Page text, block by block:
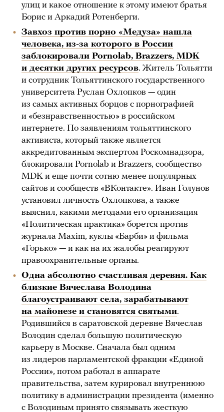
улиц и какое отношение к этому имеют братья
Борис и Аркадий Ротенберги.
Завхоз против порно «Медуза» нашла
человека, из-за которого в России
заблокировали Pornolab, Brazzers, MDK
и десятки других ресурсов. Житель Тольятти
и сотрудник Тольяттинского государственного
университета Руслан Охлопков — один
из самых активных борцов с порнографией
и «безнравственностью» в российском
интернете. По заявлениям тольяттинского
активиста, который также является
аккредитованным экспертом Роскомнадзора,
блокировали Pornolab и Brazzers, сообщество
MDK и еще почти сотню менее популярных
сайтов и сообществ «ВКонтакте». Иван Голунов
установил личность Охлопкова, а также
выяснил, какими методами его организация
«Политическая практика» борется против
журнала Maxim, куклы «Барби» и фильма
«Горько» — и как на их жалобы реагируют
правоохранительные органы.
Одна абсолютно счастливая деревня. Как
близкие Вячеслава Володина
благоустраивают села, зарабатывают
на майонезе и становятся святыми.
Родившийся в cаратовской деревне Вячеслав
Володин сделал большую политическую
карьеру в Москве. Сначала был одним
из лидеров парламентской фракции «Единой
России», потом работал в аппарате
правительства, затем курировал внутреннюю
политику в администрации президента (именно
с Володиным принято связывать жесткую